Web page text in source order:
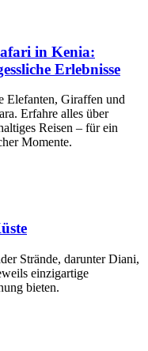
in Kenia:
Erlebnisse
Elefanten, Giraffen und
Erfahre alles über
Reisen – für ein
Momente.
Strände, darunter Diani,
einzigartige
bieten.